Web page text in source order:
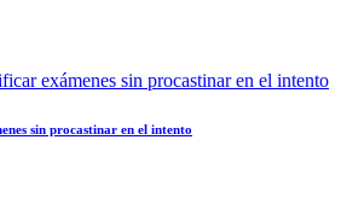
sin procastinar en el intento